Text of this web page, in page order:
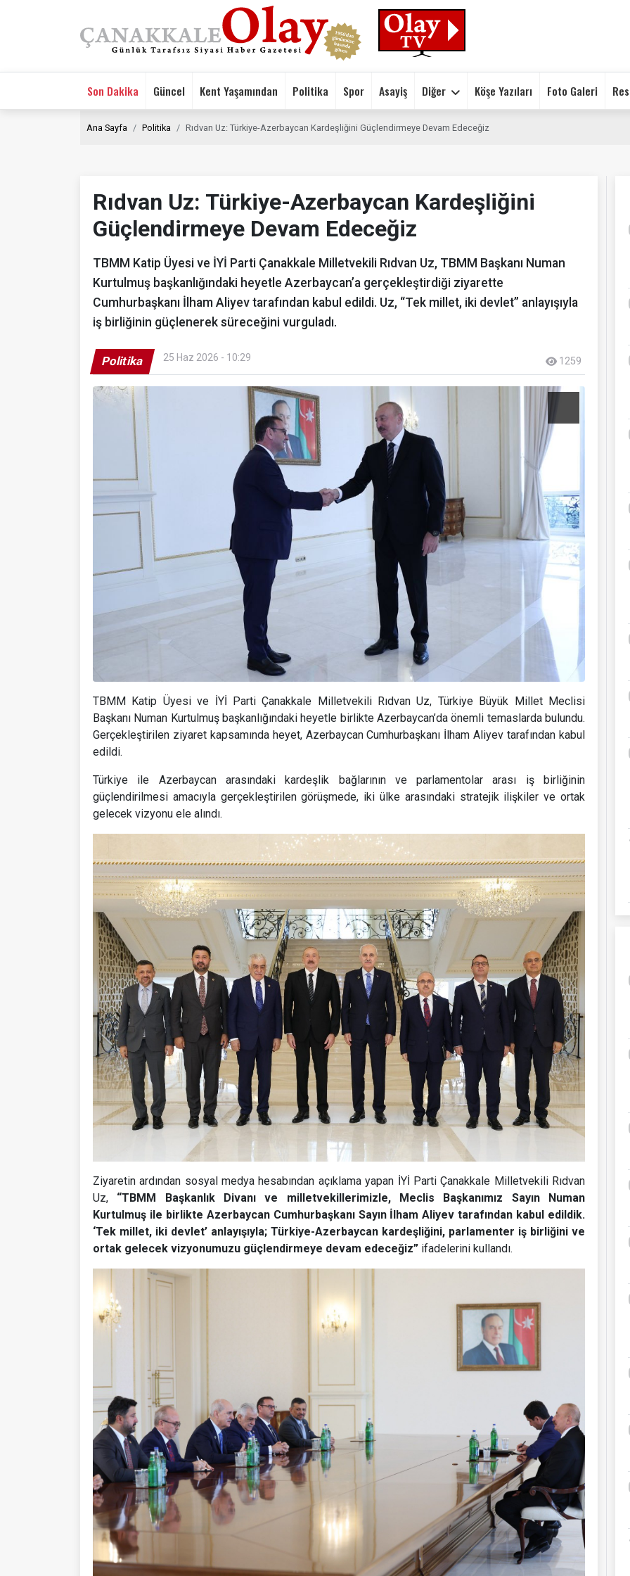
Son Dakika Güncel Kent Yaşamından Politika Spor Asayiş Diğer Köşe Yazıları Foto Galeri
Ana Sayfa Politika Rıdvan Uz: Türkiye-Azerbaycan Kardeşliğini Güçlendirmeye Devam Edeceğiz
Rıdvan Uz: Türkiye-Azerbaycan Kardeşliğini
Güçlendirmeye Devam Edeceğiz
TBMM Katip Üyesi ve İYİ Parti Çanakkale Milletvekili Rıdvan Uz, TBMM Başkanı Numan
Kurtulmuş başkanlığındaki heyetle Azerbaycan’a gerçekleştirdiği ziyarette
Cumhurbaşkanı İlham Aliyev tarafından kabul edildi. Uz, “Tek millet, iki devlet” anlayışıyla
iş birliğinin güçlenerek süreceğini vurguladı.
Politika 25 Haz 2026 - 10:29 1259
TBMM Katip Üyesi ve İYİ Parti Çanakkale Milletvekili Rıdvan Uz, Türkiye Büyük Millet Meclisi
Başkanı Numan Kurtulmuş başkanlığındaki heyetle birlikte Azerbaycan’da önemli temaslarda bulundu.
Gerçekleştirilen ziyaret kapsamında heyet, Azerbaycan Cumhurbaşkanı İlham Aliyev tarafından kabul
edildi.
Türkiye ile Azerbaycan arasındaki kardeşlik bağlarının ve parlamentolar arası iş birliğinin
güçlendirilmesi amacıyla gerçekleştirilen görüşmede, iki ülke arasındaki stratejik ilişkiler ve ortak
gelecek vizyonu ele alındı.
Ziyaretin ardından sosyal medya hesabından açıklama yapan İYİ Parti Çanakkale Milletvekili Rıdvan
Uz, “TBMM Başkanlık Divanı ve milletvekillerimizle, Meclis Başkanımız Sayın Numan
Kurtulmuş ile birlikte Azerbaycan Cumhurbaşkanı Sayın İlham Aliyev tarafından kabul edildik.
‘Tek millet, iki devlet’ anlayışıyla; Türkiye-Azerbaycan kardeşliğini, parlamenter iş birliğini ve
ortak gelecek vizyonumuzu güçlendirmeye devam edeceğiz” ifadelerini kullandı.